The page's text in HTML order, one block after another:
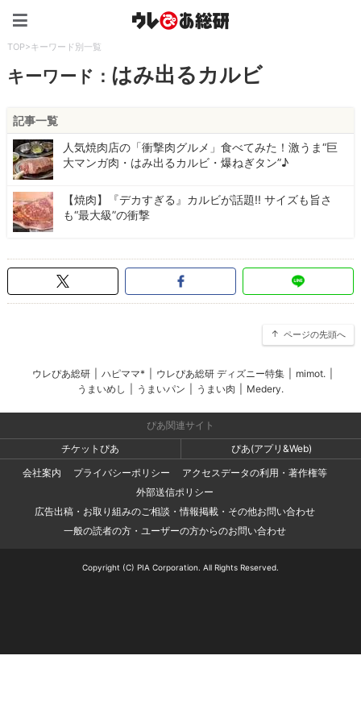
TOP>キーワード別一覧
キーワード： はみ出るカルビ
記事一覧
人気焼肉店の「衝撃肉グルメ」食べてみた！激うま“巨
大マンガ肉・はみ出るカルビ・爆ねぎタン”♪
【焼肉】『デカすぎる』カルビが話題!! サイズも旨さ
も“最大級”の衝撃
ページの先頭へ
ウレぴあ総研 ハピママ* ウレぴあ総研 ディズニー特集 mimot.
うまいめし
うまいパン うまい肉 Medery.
ぴあ関連サイト
チケットぴあ
ぴあ(アプリ&Web)
会社案内
プライバシーポリシー
アクセスデータの利用・著作権等
外部送信ポリシー
広告出稿・お取り組みのご相談・情報掲載・その他お問い合わせ
一般の読者の方・ユーザーの方からのお問い合わせ
Copyright (C) PIA Corporation. All Rights Reserved.